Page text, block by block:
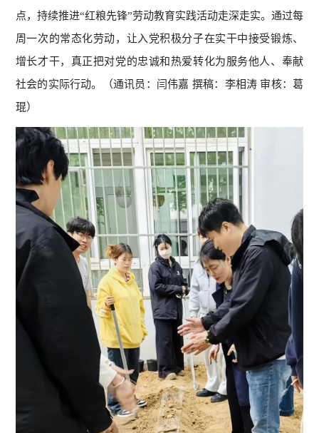
点，持续推进“红粮先锋”劳动教育实践活动走深走实。通过每
周一次的常态化劳动，让入党积极分子在实干中接受锻炼、
增长才干，真正把对党的忠诚和热爱转化为服务他人、奉献
社会的实际行动。（通讯员：闫伟嘉 撰稿：李相涛 审核：葛
琨）